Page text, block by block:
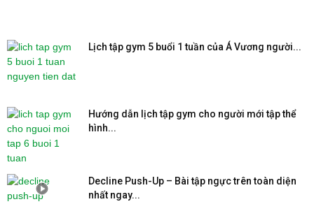
Lịch tập gym 5 buổi 1 tuần của Á Vương người...
Hướng dẫn lịch tập gym cho người mới tập thể
hình...
Decline Push-Up – Bài tập ngực trên toàn diện
nhất ngay...